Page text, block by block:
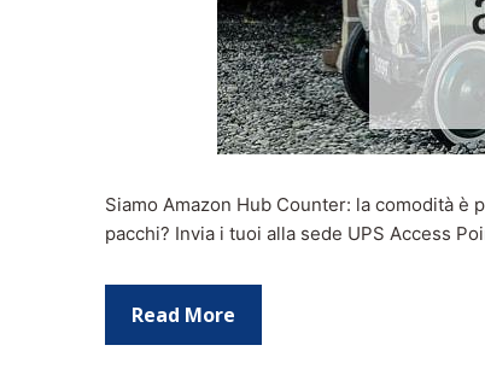
Siamo Amazon Hub Counter: la comodità è
pacchi? Invia i tuoi alla sede UPS Access
Read More